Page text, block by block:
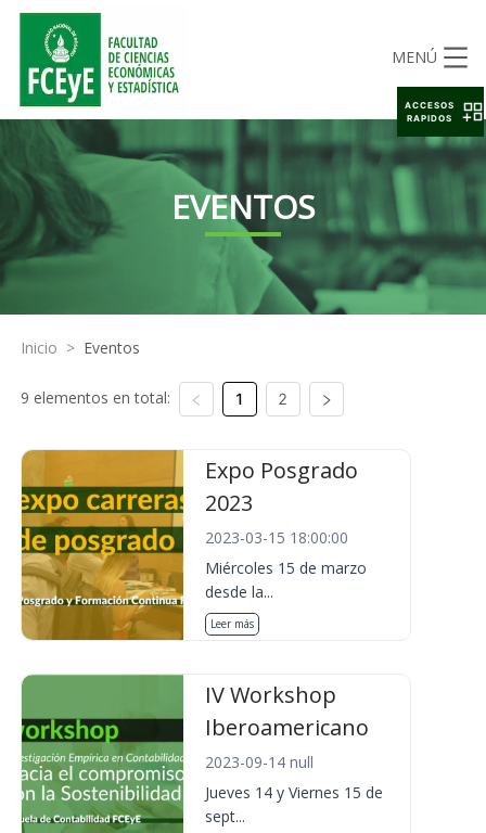
MENÚ
EVENTOS
Inicio > Eventos
9 elementos en total: 1 2
Expo Posgrado
2023
2023-03-15 18:00:00
Miércoles 15 de marzo
desde la...
Leer más
IV Workshop
Iberoamericano
2023-09-14 null
Jueves 14 y Viernes 15 de
sept...
ACCESOS
RAPIDOS